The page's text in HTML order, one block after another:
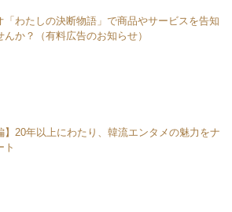
「わたしの決断物語」で商品やサービスを告知
んか？（有料広告のお知らせ）
】20年以上にわたり、韓流エンタメの魅力をナ
ト